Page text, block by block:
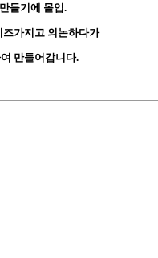
들기에 몰입.
가지고 의논하다가
만들어갑니다.